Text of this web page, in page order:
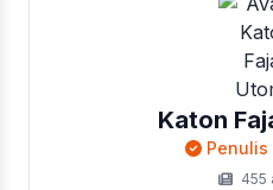
Katon
Penulis
455